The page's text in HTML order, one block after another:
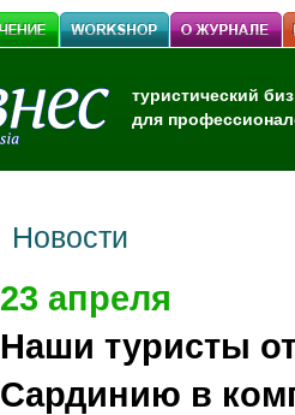
туристический
для
Новости
23 апреля
Наши туристы
Сардинию в